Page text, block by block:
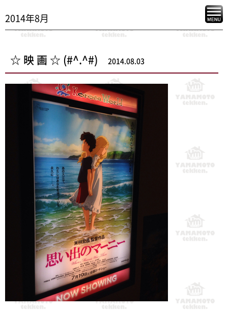
2014年8月
☆ 映 画 ☆ (#^.^#) 2014.08.03